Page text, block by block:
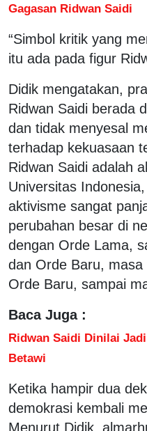
Gagasan Ridwan Saidi
“Simbol kritik yang
itu ada pada figur
Didik mengatakan,
Ridwan Saidi berada
dan tidak menyesal
terhadap kekuasaan
Ridwan Saidi adalah
Universitas
aktivisme sangat
perubahan besar di
dengan Orde Lama,
dan Orde Baru,
Orde Baru, sampai
Baca Juga :
Ridwan Saidi Dinilai
Betawi
Ketika hampir dua
demokrasi kembali
Menurut Didik,